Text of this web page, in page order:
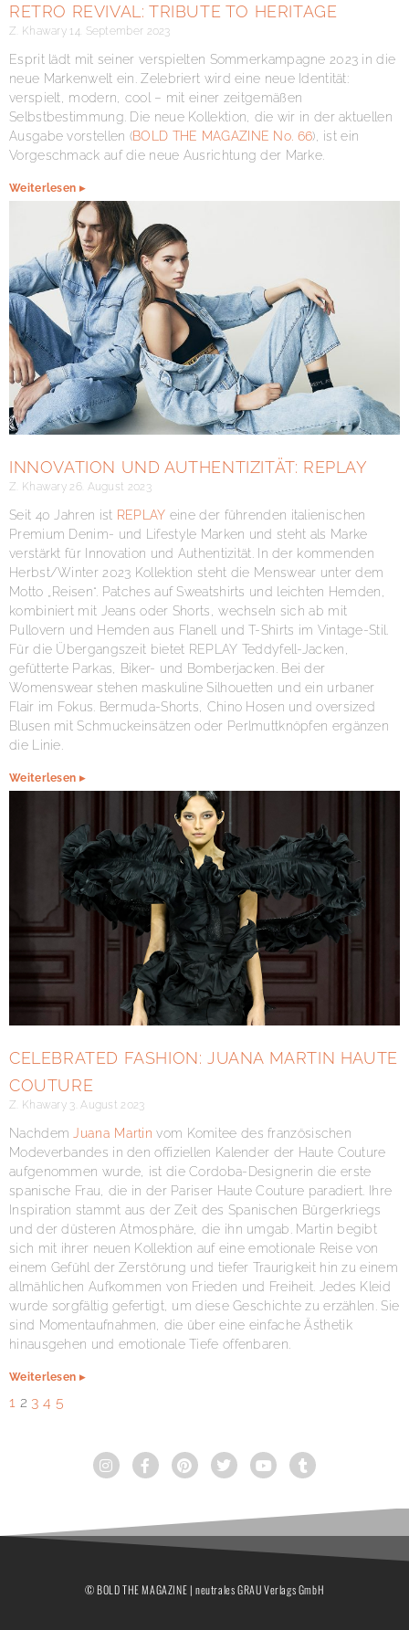
RETRO REVIVAL: TRIBUTE TO HERITAGE
Z. Khawary 14. September 2023
Esprit lädt mit seiner verspielten Sommerkampagne 2023 in die
neue Markenwelt ein. Zelebriert wird eine neue Identität:
verspielt, modern, cool – mit einer zeitgemäßen
Selbstbestimmung. Die neue Kollektion, die wir in der aktuellen
Ausgabe vorstellen (BOLD THE MAGAZINE No. 66), ist ein
Vorgeschmack auf die neue Ausrichtung der Marke.
Weiterlesen ▸
INNOVATION UND AUTHENTIZITÄT: REPLAY
Z. Khawary26. August 2023
Seit 40 Jahren ist REPLAY eine der führenden italienischen
Premium Denim- und Lifestyle Marken und steht als Marke
verstärkt für Innovation und Authentizität. In der kommenden
Herbst/Winter 2023 Kollektion steht die Menswear unter dem
Motto „Reisen“. Patches auf Sweatshirts und leichten Hemden,
kombiniert mit Jeans oder Shorts, wechseln sich ab mit
Pullovern und Hemden aus Flanell und T-Shirts im Vintage-Stil.
Für die Übergangszeit bietet REPLAY Teddyfell-Jacken,
gefütterte Parkas, Biker- und Bomberjacken. Bei der
Womenswear stehen maskuline Silhouetten und ein urbaner
Flair im Fokus. Bermuda-Shorts, Chino Hosen und oversized
Blusen mit Schmuckeinsätzen oder Perlmuttknöpfen ergänzen
die Linie.
Weiterlesen ▸
CELEBRATED FASHION: JUANA MARTIN HAUTE
COUTURE
Z. Khawary 3. August 2023
Nachdem Juana Martin vom Komitee des französischen
Modeverbandes in den offiziellen Kalender der Haute Couture
aufgenommen wurde, ist die Cordoba-Designerin die erste
spanische Frau, die in der Pariser Haute Couture paradiert. Ihre
Inspiration stammt aus der Zeit des Spanischen Bürgerkriegs
und der düsteren Atmosphäre, die ihn umgab. Martin begibt
sich mit ihrer neuen Kollektion auf eine emotionale Reise von
einem Gefühl der Zerstörung und tiefer Traurigkeit hin zu einem
allmählichen Aufkommen von Frieden und Freiheit. Jedes Kleid
wurde sorgfältig gefertigt, um diese Geschichte zu erzählen. Sie
sind Momentaufnahmen, die über eine einfache Ästhetik
hinausgehen und emotionale Tiefe offenbaren.
Weiterlesen ▸
1 2 3 4 5
© BOLD THE MAGAZINE | neutrales GRAU Verlags GmbH